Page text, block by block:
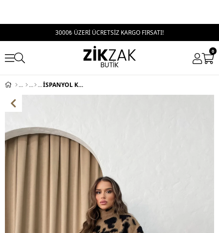
3000₺ ÜZERİ ÜCRETSİZ KARGO FIRSATI!
0
İSPANYOL KOL LEOPAR DESEN KAZAK KAHVE